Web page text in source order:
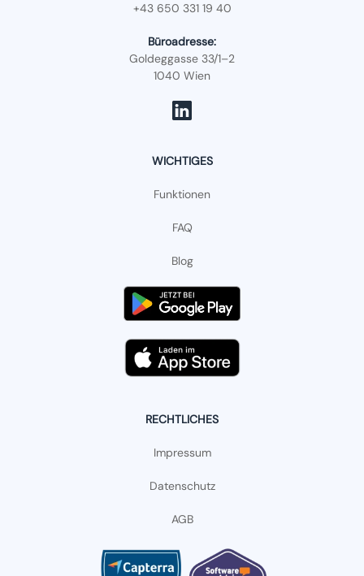
+43 650 331 19 40
Büroadresse:
Goldeggasse 33/1–2
1040 Wien
WICHTIGES
Funktionen
FAQ
Blog
RECHTLICHES
Impressum
Datenschutz
AGB